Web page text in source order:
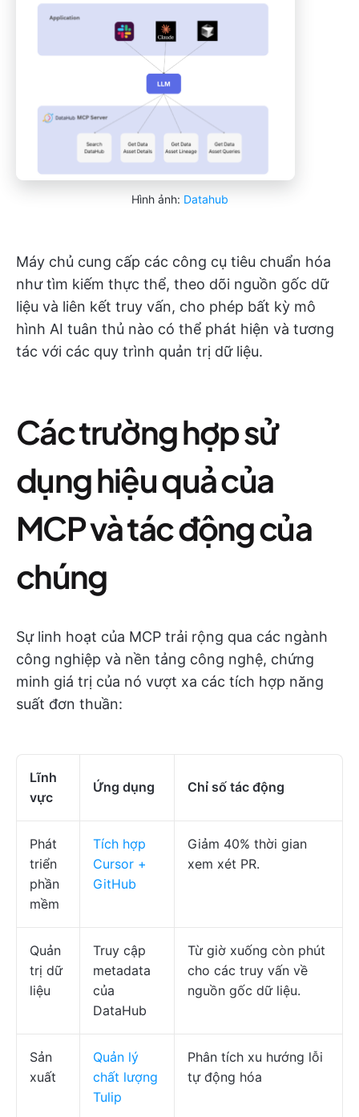
Hình ảnh: Datahub
Máy chủ cung cấp các công cụ tiêu chuẩn hóa
như tìm kiếm thực thể, theo dõi nguồn gốc dữ
liệu và liên kết truy vấn, cho phép bất kỳ mô
hình AI tuân thủ nào có thể phát hiện và tương
tác với các quy trình quản trị dữ liệu.
Các trường hợp sử
dụng hiệu quả của
MCP và tác động của
chúng
Sự linh hoạt của MCP trải rộng qua các ngành
công nghiệp và nền tảng công nghệ, chứng
minh giá trị của nó vượt xa các tích hợp năng
suất đơn thuần:
Lĩnh
vực
Ứng dụng Chỉ số tác động
Phát
triển
phần
mềm
Tích hợp
Cursor +
GitHub
Giảm 40% thời gian
xem xét PR.
Quản
trị dữ
liệu
Truy cập
metadata
của
DataHub
Từ giờ xuống còn phút
cho các truy vấn về
nguồn gốc dữ liệu.
Sản
xuất
Quản lý
chất lượng
Tulip
Phân tích xu hướng lỗi
tự động hóa